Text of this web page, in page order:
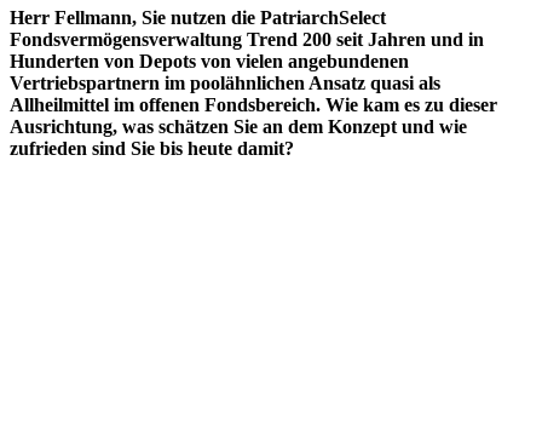
Herr Fellmann, Sie nutzen die PatriarchSelect
Fondsvermögensverwaltung Trend 200 seit Jahren und in
Hunderten von Depots von vielen angebundenen
Vertriebspartnern im poolähnlichen Ansatz quasi als
Allheilmittel im offenen Fondsbereich. Wie kam es zu dieser
Ausrichtung, was schätzen Sie an dem Konzept und wie
zufrieden sind Sie bis heute damit?